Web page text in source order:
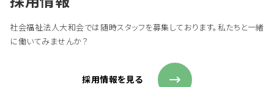
社会福祉法人大和会では随時スタッフを募集しております。私たちと一緒
に働いてみませんか？
採用情報を見る